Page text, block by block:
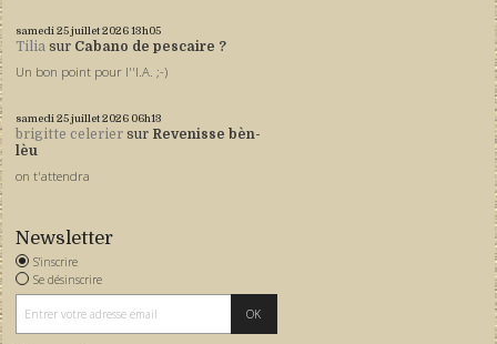
samedi 25juillet 202613h05
Tilia sur Cabano de pescaire ?
Un bon point pour l''I.A. ;-)
samedi 25juillet 2026 06h13
brigitte celerier sur Revenisse bèn-
lèu
on t'attendra
Newsletter
S'inscrire
Se désinscrire